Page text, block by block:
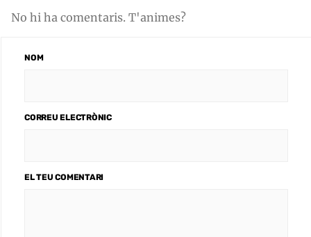
No hi ha comentaris. T'animes?
NOM
CORREU ELECTRÒNIC
EL TEU COMENTARI